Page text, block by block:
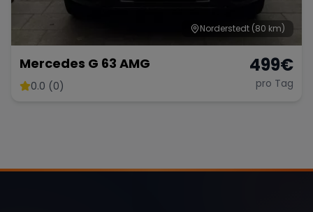
Norderstedt (80 km)
Mercedes G 63 AMG
0.0 (0)
499€
pro Tag